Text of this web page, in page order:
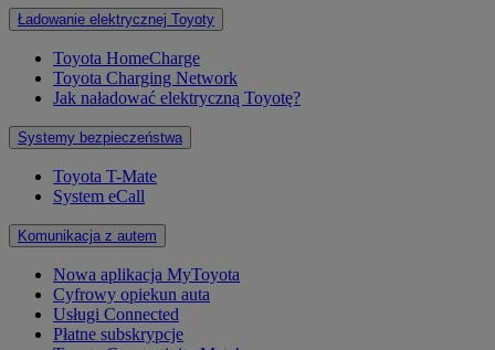
Ładowanie elektrycznej Toyoty
Toyota HomeCharge
Toyota Charging Network
Jak naładować elektryczną Toyotę?
Systemy bezpieczeństwa
Toyota T-Mate
System eCall
Komunikacja z autem
Nowa aplikacja MyToyota
Cyfrowy opiekun auta
Usługi Connected
Płatne subskrypcje